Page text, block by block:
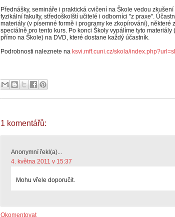
Přednášky, semináře i praktická cvičení na Škole vedou
fyzikální fakulty, středoškolští učitelé i odborníci "z praxe".
materiály (v písemné formě i programy ke zkopírování), některé
speciálně pro tento kurs. Po konci Školy vypálíme tyto
přímo na Škole) na DVD, které dostane každý účastník.
Podrobnosti naleznete na ksvi.mff.cuni.cz/skola/
1 komentářů:
Anonymní řekl(a)...
4. května 2011 v 15:37
Mohu vřele doporučit.
Okomentovat